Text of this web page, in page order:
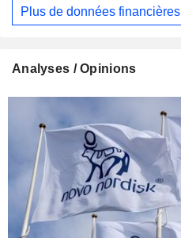
Plus de données financières
Analyses / Opinions